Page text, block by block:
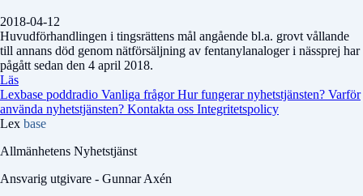
2018-04-12
Huvudförhandlingen i tingsrättens mål angående bl.a. grovt vållande
till annans död genom nätförsäljning av fentanylanaloger i nässprej har
pågått sedan den 4 april 2018.
Läs
Lexbase poddradio Vanliga frågorHur fungerar nyhetstjänsten? Varför
använda nyhetstjänsten? Kontakta oss Integritetspolicy
Lex base
Allmänhetens Nyhetstjänst
Ansvarig utgivare - Gunnar Axén